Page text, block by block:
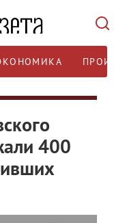
400